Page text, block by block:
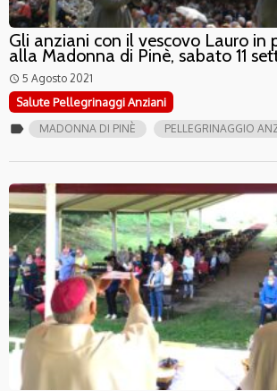
Gli anziani con il vescovo Lauro in
alla Madonna di Pinè, sabato 11
access_time 5 Agosto 2021
Salute Pellegrinaggi Anziani
label MADONNA DI PINÈ PELLEGRINAGGIO